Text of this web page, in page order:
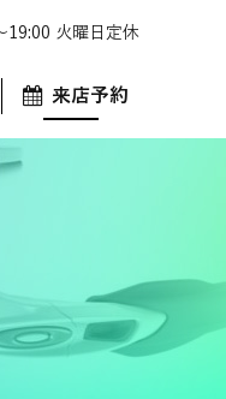
19:00 火曜日定休
来店予約